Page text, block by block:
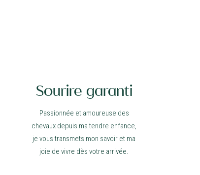
Sourire garanti
Passionnée et amoureuse des
chevaux depuis ma tendre enfance,
je vous transmets mon savoir et ma
joie de vivre dès votre arrivée.